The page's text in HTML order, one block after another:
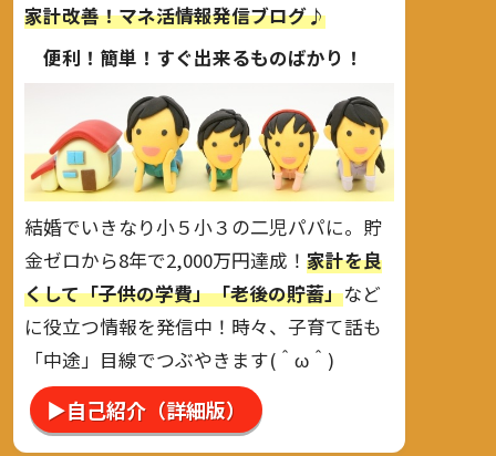
家計改善！マネ活情報発信ブログ♪
便利！簡単！すぐ出来るものばかり！
結婚でいきなり小５小３の二児パパに。貯
金ゼロから8年で2,000万円達成！ 家計を良
くして「子供の学費」「老後の貯蓄」など
に役立つ情報を発信中！時々、子育て話も
「中途」目線でつぶやきます(＾ω＾)
▶自己紹介（詳細版）